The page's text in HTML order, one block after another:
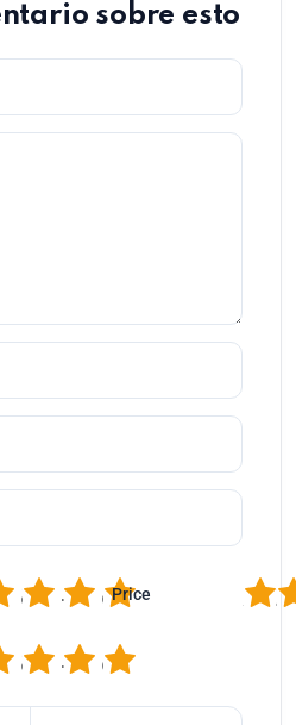
sobre esto
5
4
3 Price 2
5
4
3